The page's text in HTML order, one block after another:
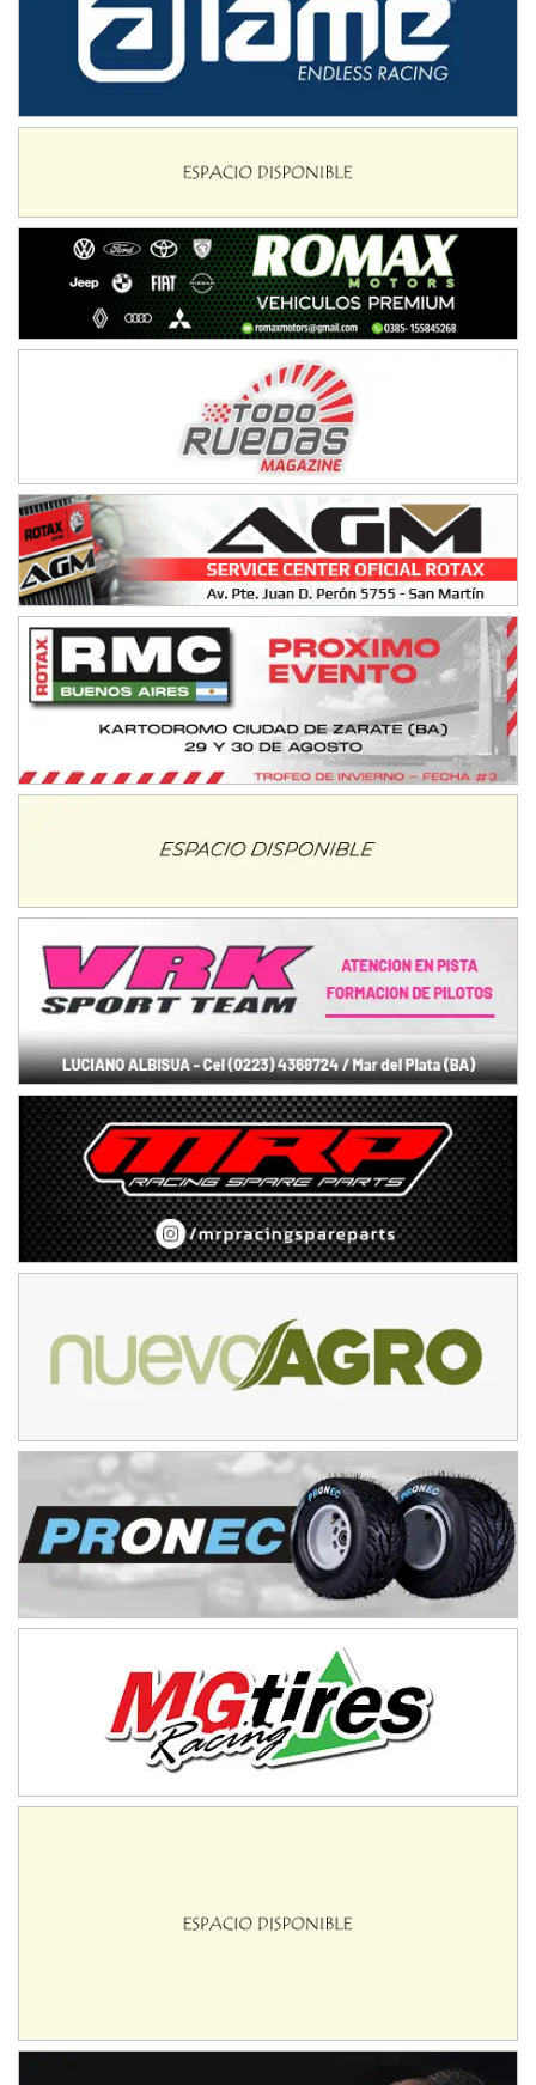
SUR SANTAFESINO - F4
José Samuel Sánchez (Tierra)
COBERTURA ESPECIAL DE E-KART.COM.AR
08/09-AGO
IAME SERIES ARGENTINA 6
Ramiro Tot (Asfalto)
Baradero (Buenos Aires)
Ciudad de Trenque Lauquen (Asfalto)
Trenque Lauquen (Buenos Aires)
ENTRERRIANO - F6 (POSTERGADA)
Parque de la Velocidad (Asfalto)
Villaguay (Entre Ríos)
VICTORIENSE - F7
El Cerro (Tierra)
Victoria (Entre Ríos)
PATAGONICO - F6
Moto Club Reginense (Tierra)
Gral. E. Godoy (Río Negro)
Juventud Unida (Tierra)
Humboldt (Santa Fe)
NORESTE SANTAFESINO - F6
Ciudad de Avellaneda (Asfalto)
José Samuel Sánchez (Tierra)
Rufino (Santa Fe)
TUCUMANO - F5
Juan Navarro (Asfalto)
El Timbó (Tucumán)